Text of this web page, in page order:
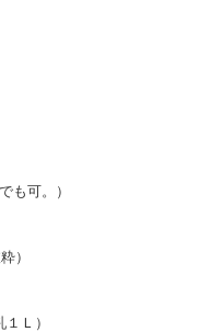
も可。）
）
Ｌ）